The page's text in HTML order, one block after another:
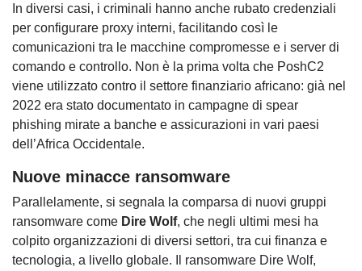
In diversi casi, i criminali hanno anche rubato credenziali
per configurare proxy interni, facilitando così le
comunicazioni tra le macchine compromesse e i server di
comando e controllo. Non è la prima volta che PoshC2
viene utilizzato contro il settore finanziario africano: già nel
2022 era stato documentato in campagne di spear
phishing mirate a banche e assicurazioni in vari paesi
dell’Africa Occidentale.
Nuove minacce ransomware
Parallelamente, si segnala la comparsa di nuovi gruppi
ransomware come Dire Wolf, che negli ultimi mesi ha
colpito organizzazioni di diversi settori, tra cui finanza e
tecnologia, a livello globale. Il ransomware Dire Wolf,